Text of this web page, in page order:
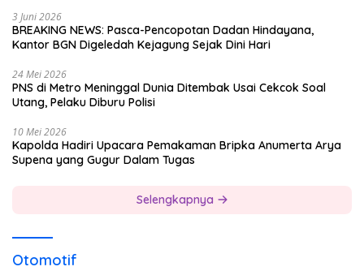
3 Juni 2026
BREAKING NEWS: Pasca-Pencopotan Dadan Hindayana,
Kantor BGN Digeledah Kejagung Sejak Dini Hari
24 Mei 2026
PNS di Metro Meninggal Dunia Ditembak Usai Cekcok Soal
Utang, Pelaku Diburu Polisi
10 Mei 2026
Kapolda Hadiri Upacara Pemakaman Bripka Anumerta Arya
Supena yang Gugur Dalam Tugas
Selengkapnya
Otomotif